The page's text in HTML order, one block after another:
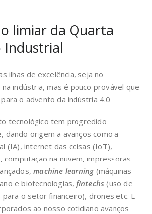
limiar da Quarta
Industrial
ilhas de excelência, seja no
indústria, mas é pouco provável que
o advento da indústria 4.0
tecnológico tem progredido
dando origem a avanços como a
(IA), internet das coisas (IoT),
, computação na nuvem, impressoras
machine learning(máquinas
e biotecnologias, fintechs (uso de
para o setor financeiro), drones etc. E
ao nosso cotidiano avanços